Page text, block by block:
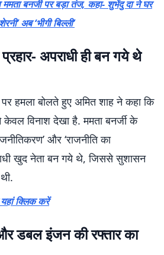
बनर्जी पर बड़ा तंज, कहा- शुभेंदु दा ने घर
अब ‘भीगी बिल्ली’
अपराधी ही बन गये थे
हमला बोलते हुए अमित शाह ने कहा कि
केवल विनाश देखा है. ममता बनर्जी के
और ‘राजनीति का
खुद नेता बन गये थे, जिससे सुशासन
क्लिक करें
डबल इंजन की रफ्तार का